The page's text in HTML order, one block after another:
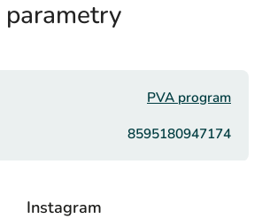
PVA program
8595180947174
Instagram